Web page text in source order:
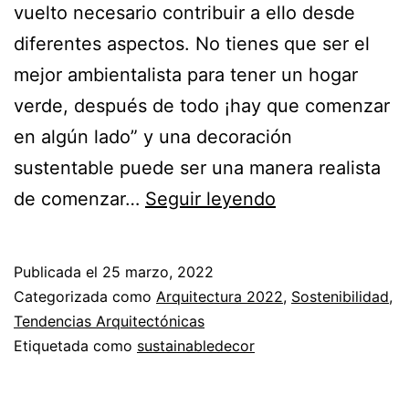
vuelto necesario contribuir a ello desde
diferentes aspectos. No tienes que ser el
mejor ambientalista para tener un hogar
verde, después de todo ¡hay que comenzar
en algún lado” y una decoración
sustentable puede ser una manera realista
de comenzar… Seguir leyendo
es
Publicada el 25 marzo, 2022
Categorizada como Arquitectura 2022, Sostenibilidad,
Tendencias Arquitectónicas
Etiquetada como sustainabledecor